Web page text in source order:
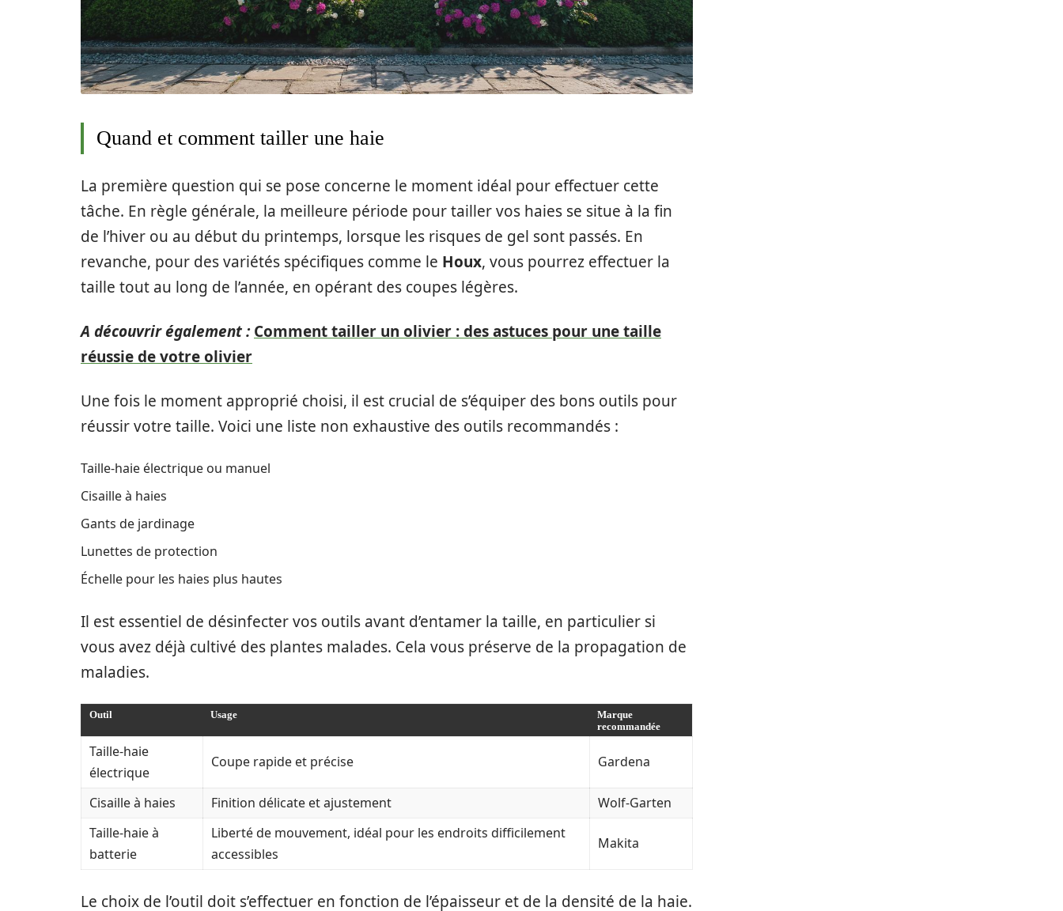
Quand et comment tailler une haie
La première question qui se pose concerne le moment idéal pour effectuer cette
tâche. En règle générale, la meilleure période pour tailler vos haies se situe à la fin
de l’hiver ou au début du printemps, lorsque les risques de gel sont passés. En
revanche, pour des variétés spécifiques comme le Houx, vous pourrez effectuer la
taille tout au long de l’année, en opérant des coupes légères.
A découvrir également : Comment tailler un olivier : des astuces pour une taille
réussie de votre olivier
Une fois le moment approprié choisi, il est crucial de s’équiper des bons outils pour
réussir votre taille. Voici une liste non exhaustive des outils recommandés :
Taille-haie électrique ou manuel
Cisaille à haies
Gants de jardinage
Lunettes de protection
Échelle pour les haies plus hautes
Il est essentiel de désinfecter vos outils avant d’entamer la taille, en particulier si
vous avez déjà cultivé des plantes malades. Cela vous préserve de la propagation de
maladies.
Outil Usage
Marque
recommandée
Taille-haie
électrique
Coupe rapide et précise Gardena
Cisaille à haies Finition délicate et ajustement
Wolf-Garten
Taille-haie à
batterie
Liberté de mouvement, idéal pour les endroits difficilement
accessibles
Makita
Le choix de l’outil doit s’effectuer en fonction de l’épaisseur et de la densité de la haie.